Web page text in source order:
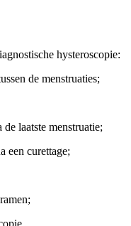
hysteroscopie:
de menstruaties;
laatste menstruatie;
een curettage;